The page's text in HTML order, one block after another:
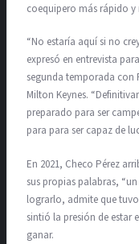
coequipero más rápido
“No estaría aquí si no
expresó en entrevista
segunda temporada con
Milton Keynes.
preparado para ser
para para ser capaz de
En 2021, Checo Pérez
sus propias palabras,
lograrlo, admite que
sintió la presión de estar
ganar.